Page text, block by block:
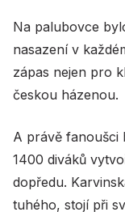
Na palubovce
nasazení v
zápas nejen pro
českou házenou.
A právě fanoušci
1400 diváků
dopředu.
tuhého, stojí při